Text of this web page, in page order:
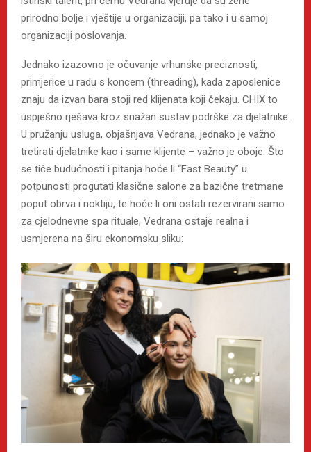
prirodno bolje i vještije u organizaciji, pa tako i u samoj
organizaciji poslovanja.
Jednako izazovno je očuvanje vrhunske preciznosti,
primjerice u radu s koncem (threading), kada zaposlenice
znaju da izvan bara stoji red klijenata koji čekaju. CHIX to
uspješno rješava kroz snažan sustav podrške za djelatnike.
U pružanju usluga, objašnjava Vedrana, jednako je važno
tretirati djelatnike kao i same klijente – važno je oboje. Što
se tiče budućnosti i pitanja hoće li “Fast Beauty” u
potpunosti progutati klasične salone za bazične tretmane
poput obrva i noktiju, te hoće li oni ostati rezervirani samo
za cjelodnevne spa rituale, Vedrana ostaje realna i
usmjerena na širu ekonomsku sliku: